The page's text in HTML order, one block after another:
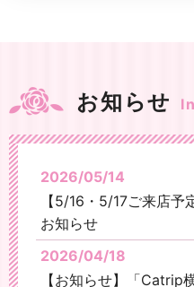
お知らせ
2026/05/14
【5/16・5/17ご来店
お知らせ
2026/04/18
【お知らせ】「Catrip